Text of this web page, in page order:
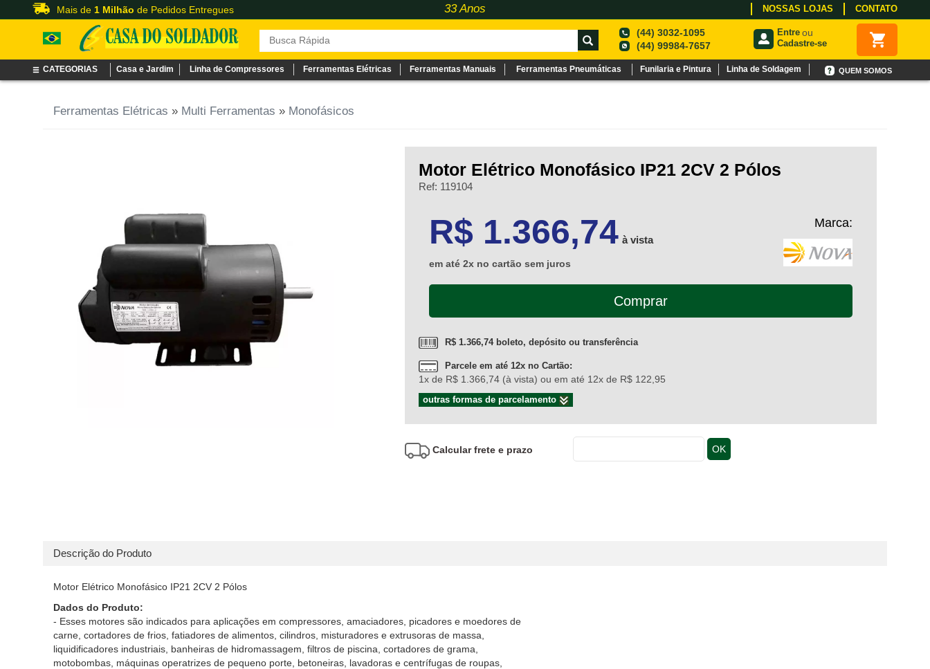
Mais de 1 Milhão de Pedidos Entregues 33 Anos NOSSAS LOJAS CONTATO
(44) 3032-1095
(44) 99984-7657
Entre ou
Cadastre-se
CATEGORIAS Casa e Jardim Linha de Compressores Ferramentas Elétricas Ferramentas Manuais Ferramentas Pneumáticas Funilaria e Pintura Linha de Soldagem QUEM SOMOS
Ferramentas Elétricas » Multi Ferramentas » Monofásicos
Motor Elétrico Monofásico IP21 2CV 2 Pólos
Ref: 119104
R$ 1.366,74 à vista
em até 2x no cartão sem juros
Marca:
Comprar
R$ 1.366,74 boleto, depósito ou transferência
Parcele em até 12x no Cartão:
1x de R$ 1.366,74 (à vista) ou em até 12x de R$ 122,95
outras formas de parcelamento
Calcular frete e prazo OK
Descrição do Produto
Motor Elétrico Monofásico IP21 2CV 2 Pólos
Dados do Produto:
- Esses motores são indicados para aplicações em compressores, amaciadores, picadores e moedores de
carne, cortadores de frios, fatiadores de alimentos, cilindros, misturadores e extrusoras de massa,
liquidificadores industriais, banheiras de hidromassagem, filtros de piscina, cortadores de grama,
motobombas, máquinas operatrizes de pequeno porte, betoneiras, lavadoras e centrífugas de roupas,